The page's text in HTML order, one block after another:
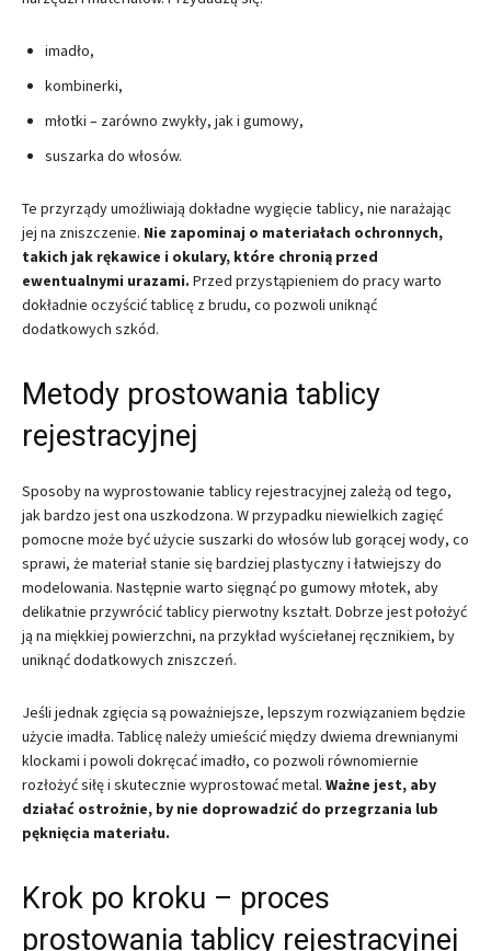
imadło,
kombinerki,
młotki – zarówno zwykły, jak i gumowy,
suszarka do włosów.
Te przyrządy umożliwiają dokładne wygięcie tablicy, nie narażając
jej na zniszczenie. Nie zapominaj o materiałach ochronnych,
takich jak rękawice i okulary, które chronią przed
ewentualnymi urazami. Przed przystąpieniem do pracy warto
dokładnie oczyścić tablicę z brudu, co pozwoli uniknąć
dodatkowych szkód.
Metody prostowania tablicy
rejestracyjnej
Sposoby na wyprostowanie tablicy rejestracyjnej zależą od tego,
jak bardzo jest ona uszkodzona. W przypadku niewielkich zagięć
pomocne może być użycie suszarki do włosów lub gorącej wody, co
sprawi, że materiał stanie się bardziej plastyczny i łatwiejszy do
modelowania. Następnie warto sięgnąć po gumowy młotek, aby
delikatnie przywrócić tablicy pierwotny kształt. Dobrze jest położyć
ją na miękkiej powierzchni, na przykład wyściełanej ręcznikiem, by
uniknąć dodatkowych zniszczeń.
Jeśli jednak zgięcia są poważniejsze, lepszym rozwiązaniem będzie
użycie imadła. Tablicę należy umieścić między dwiema drewnianymi
klockami i powoli dokręcać imadło, co pozwoli równomiernie
rozłożyć siłę i skutecznie wyprostować metal. Ważne jest, aby
działać ostrożnie, by nie doprowadzić do przegrzania lub
pęknięcia materiału.
Krok po kroku – proces
prostowania tablicy rejestracyjnej